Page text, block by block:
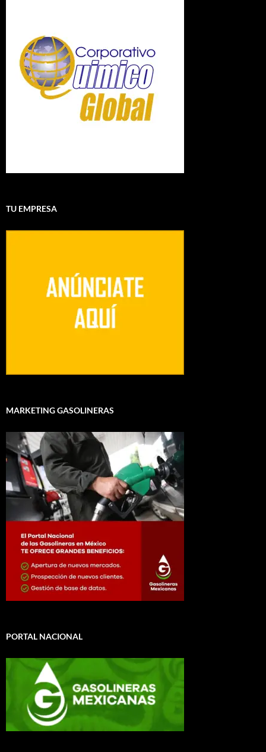
TU EMPRESA
MARKETING GASOLINERAS
PORTAL NACIONAL